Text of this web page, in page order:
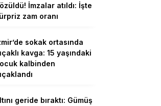
İmzalar atıldı: İşte
zam oranı
sokak ortasında
kavga: 15 yaşındaki
kalbinden
geride bıraktı: Gümüş